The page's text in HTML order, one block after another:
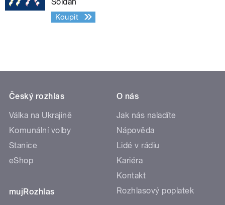
Koupit
Český rozhlas
Válka na Ukrajině
Komunální volby
Stanice
eShop
mujRozhlas
O nás
Jak nás naladíte
Nápověda
Lidé v rádiu
Kariéra
Kontakt
Rozhlasový poplatek